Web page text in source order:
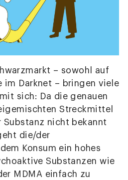
– sowohl auf
im Darknet – bringen viele
sich: Da die genauen
Streckmittel
Substanz nicht bekannt
die/der
Konsum ein hohes
Substanzen wie
MDMA einfach zu